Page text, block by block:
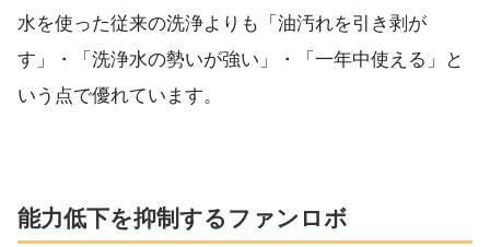
水を使った従来の洗浄よりも「油汚れを引き剥が
す」・「洗浄水の勢いが強い」・「一年中使える」と
いう点で優れています。
能力低下を抑制するファンロボ